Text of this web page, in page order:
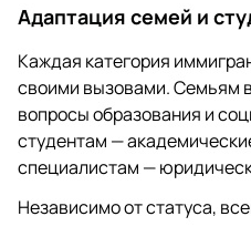
Адаптация семей и
Каждая категория
своими вызовами. Семьям
вопросы образования и
студентам —
специалистам —
Независимо от статуса,